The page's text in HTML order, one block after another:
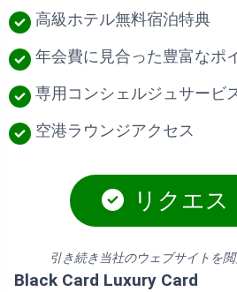
高級ホテル無料宿泊特典
年会費に見合った豊富なポ
専用コンシェルジュサービ
空港ラウンジアクセス
リクエス
引き続き当社のウェブサイトを
Black Card Luxury Card